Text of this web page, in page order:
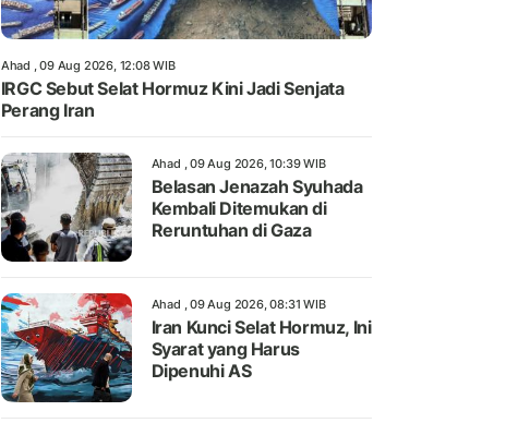
Ahad , 09 Aug 2026, 12:08 WIB
IRGC Sebut Selat Hormuz Kini Jadi Senjata
Perang Iran
Ahad , 09 Aug 2026, 10:39 WIB
Belasan Jenazah Syuhada
Kembali Ditemukan di
Reruntuhan di Gaza
Ahad , 09 Aug 2026, 08:31 WIB
Iran Kunci Selat Hormuz, Ini
Syarat yang Harus
Dipenuhi AS